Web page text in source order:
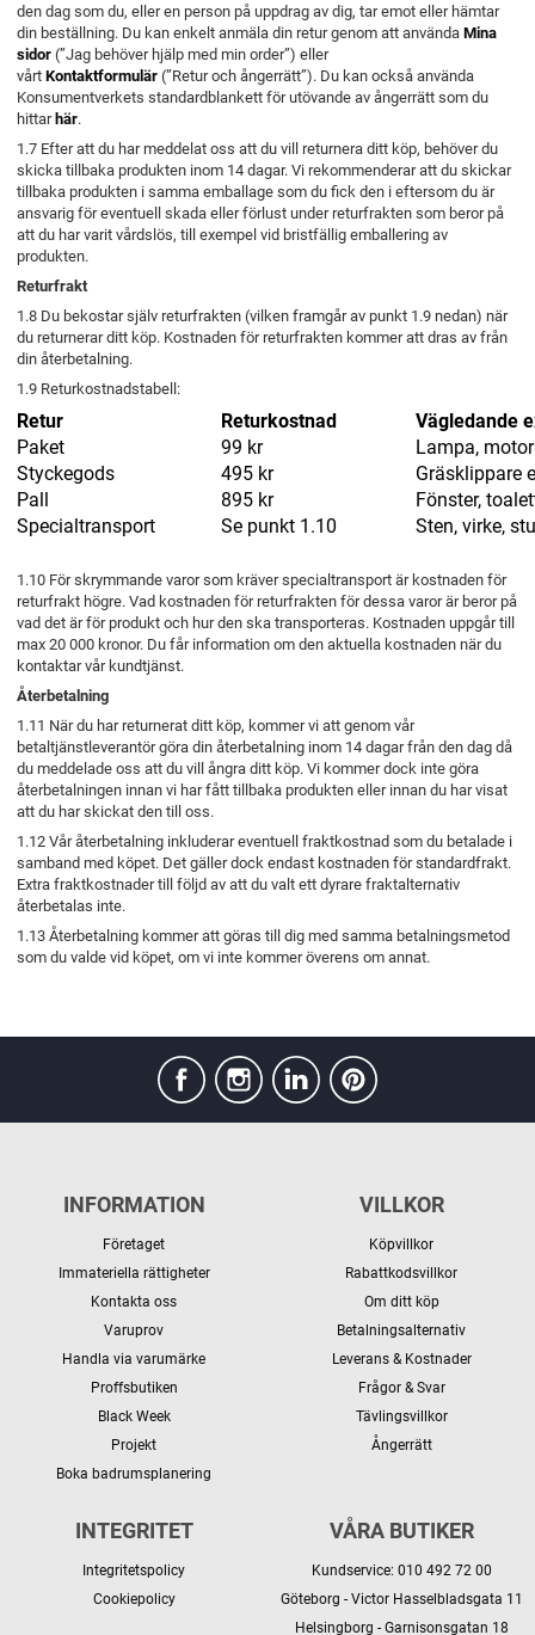
den dag som du, eller en person på uppdrag av dig, tar emot eller hämtar
din beställning. Du kan enkelt anmäla din retur genom att använda Mina
sidor (”Jag behöver hjälp med min order”) eller
vårt Kontaktformulär (”Retur och ångerrätt”). Du kan också använda
Konsumentverkets standardblankett för utövande av ångerrätt som du
hittar här.
1.7 Efter att du har meddelat oss att du vill returnera ditt köp, behöver du
skicka tillbaka produkten inom 14 dagar. Vi rekommenderar att du skickar
tillbaka produkten i samma emballage som du fick den i eftersom du är
ansvarig för eventuell skada eller förlust under returfrakten som beror på
att du har varit vårdslös, till exempel vid bristfällig emballering av
produkten.
Returfrakt
1.8 Du bekostar själv returfrakten (vilken framgår av punkt 1.9 nedan) när
du returnerar ditt köp. Kostnaden för returfrakten kommer att dras av från
din återbetalning.
1.9 Returkostnadstabell:
Retur Returkostnad
Vägledande
Paket
99 kr
Lampa,
Styckegods
495 kr
Gräsklippare
Pall
895 kr
Fönster,
Specialtransport
Se punkt 1.10 Sten, virke,
1.10 För skrymmande varor som kräver specialtransport är kostnaden för
returfrakt högre. Vad kostnaden för returfrakten för dessa varor är beror på
vad det är för produkt och hur den ska transporteras. Kostnaden uppgår till
max 20 000 kronor. Du får information om den aktuella kostnaden när du
kontaktar vår kundtjänst.
Återbetalning
1.11 När du har returnerat ditt köp, kommer vi att genom vår
betaltjänstleverantör göra din återbetalning inom 14 dagar från den dag då
du meddelade oss att du vill ångra ditt köp. Vi kommer dock inte göra
återbetalningen innan vi har fått tillbaka produkten eller innan du har visat
att du har skickat den till oss.
1.12 Vår återbetalning inkluderar eventuell fraktkostnad som du betalade i
samband med köpet. Det gäller dock endast kostnaden för standardfrakt.
Extra fraktkostnader till följd av att du valt ett dyrare fraktalternativ
återbetalas inte.
1.13 Återbetalning kommer att göras till dig med samma betalningsmetod
som du valde vid köpet, om vi inte kommer överens om annat.
INFORMATION
Företaget
Immateriella rättigheter
Kontakta oss
Varuprov
Handla via varumärke
Proffsbutiken
Black Week
Projekt
Boka badrumsplanering
VILLKOR
Köpvillkor
Rabattkodsvillkor
Om ditt köp
Betalningsalternativ
Leverans & Kostnader
Frågor & Svar
Tävlingsvillkor
Ångerrätt
INTEGRITET
Integritetspolicy
Cookiepolicy
VÅRA BUTIKER
Kundservice: 010 492 72 00
Göteborg - Victor Hasselbladsgata 11
Helsingborg - Garnisonsgatan 18